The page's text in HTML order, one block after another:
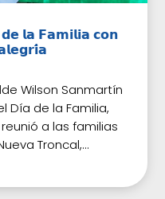
𝗹𝗮 𝗙𝗮𝗺𝗶𝗹𝗶𝗮 𝗰𝗼𝗻
Wilson Sanmartín
Día de la Familia,
a las familias
Troncal,...